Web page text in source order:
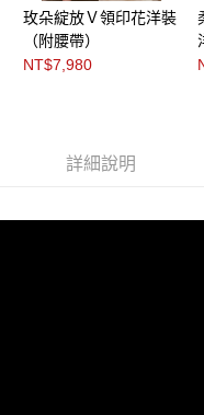
時審查核予不同之上限額度；
請求用戶進行身份認證。
５．嚴禁一人註冊多個帳號
恩沛科技股份有限公司將有
玫朵綻放Ｖ領印花洋裝
（附腰帶）
NT$7,980
詳細說明